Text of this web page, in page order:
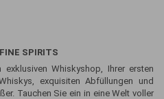
SPIRITS
Whiskyshop, Ihrer ersten
exquisiten Abfüllungen und
Tauchen Sie ein in eine Welt voller